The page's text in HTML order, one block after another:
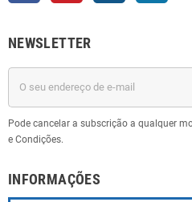
NEWSLETTER
Pode cancelar a subscrição a qualquer
e Condições.
INFORMAÇÕES